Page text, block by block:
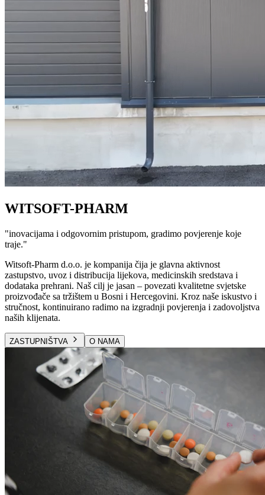
WITSOFT-PHARM
"inovacijama i odgovornim pristupom, gradimo povjerenje koje
traje."
Witsoft-Pharm d.o.o. je kompanija čija je glavna aktivnost
zastupstvo, uvoz i distribucija lijekova, medicinskih sredstava i
dodataka prehrani. Naš cilj je jasan – povezati kvalitetne svjetske
proizvođače sa tržištem u Bosni i Hercegovini. Kroz naše iskustvo i
stručnost, kontinuirano radimo na izgradnji povjerenja i zadovoljstva
naših klijenata.
ZASTUPNIŠTVA O NAMA